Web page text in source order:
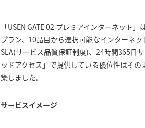
「USEN GATE 02 プレミアインターネット
プラン、10品目から選択可能なインターネ
SLA(サービス品質保証制度)、24時間365日
ッドアクセス」で提供している優位性はそ
築しました。
サービスイメージ